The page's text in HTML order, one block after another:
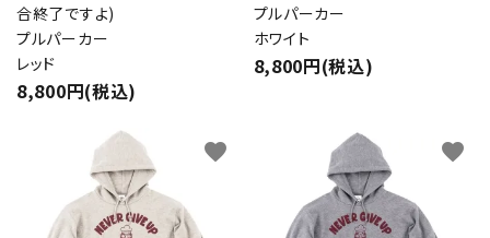
合終了ですよ)
プルパーカー
レッド
8,800円(税込)
プルパーカー
ホワイト
8,800円(税込)
favorite favorite